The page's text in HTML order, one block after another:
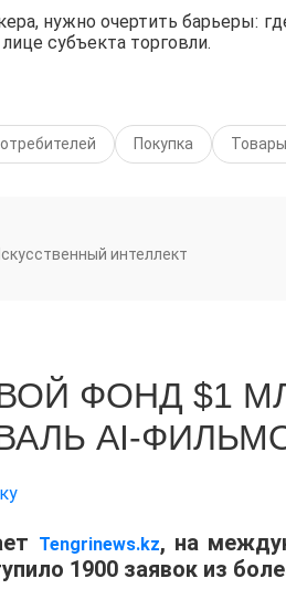
нужно очертить барьеры:
субъекта торговли.
Покупка
интеллект
ФОНД $1
AI-
Tengrinews.kz, на
1900 заявок из